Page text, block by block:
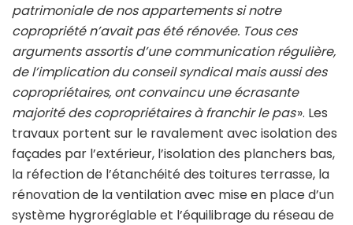
patrimoniale de nos appartements si notre
copropriété n’avait pas été rénovée. Tous ces
arguments assortis d’une communication régulière,
de l’implication du conseil syndical mais aussi des
copropriétaires, ont convaincu une écrasante
majorité des copropriétaires à franchir le pas». Les
travaux portent sur le ravalement avec isolation des
façades par l’extérieur, l’isolation des planchers bas,
la réfection de l’étanchéité des toitures terrasse, la
rénovation de la ventilation avec mise en place d’un
système hygroréglable et l’équilibrage du réseau de